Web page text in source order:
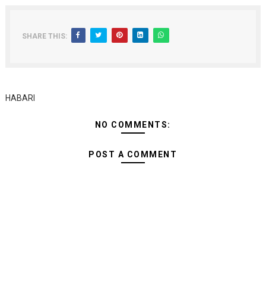
SHARE THIS:
HABARI
NO COMMENTS:
POST A COMMENT